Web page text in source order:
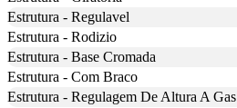
Estrutura - Regulavel
Estrutura - Rodizio
Estrutura - Base Cromada
Estrutura - Com Braco
Estrutura - Regulagem De Altura A Gas